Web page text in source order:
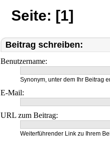
Seite: [1]
Beitrag schreiben:
Benutzername:
Synonym, unter dem Ihr Beitrag
E-Mail:
URL zum Beitrag:
Weiterführender Link zu Ihrem